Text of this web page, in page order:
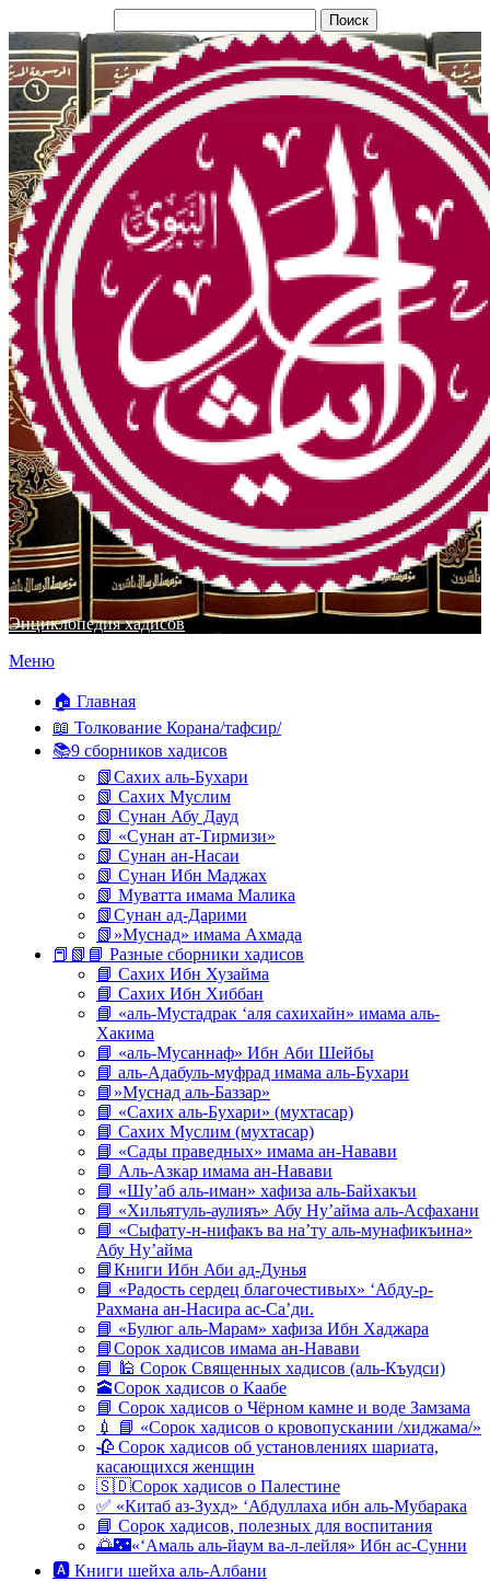
Энциклопедия хадисов
Перейти
содержимому
Меню
🏠 Главная
📖 Толкование Корана/тафсир/
📚9 сборников хадисов
📗Сахих аль-Бухари
📗 Сахих Муслим
📗 Сунан Абу Дауд
📗 «Сунан ат-Тирмизи»
📗 Сунан ан-Насаи
📗 Сунан Ибн Маджах
📗 Муватта имама Малика
📗Сунан ад-Дарими
📗»Муснад» имама Ахмада
📕📗📘 Разные сборники хадисов
📘 Сахих Ибн Хузайма
📘 Сахих Ибн Хиббан
📘 «аль-Мустадрак ‘аля сахихайн» имама аль-
Хакима
📘 «аль-Мусаннаф» Ибн Аби Шейбы
📘 аль-Адабуль-муфрад имама аль-Бухари
📘»Муснад аль-Баззар»
📘 «Сахих аль-Бухари» (мухтасар)
📘 Сахих Муслим (мухтасар)
📘 «Сады праведных» имама ан-Навави
📘 Аль-Азкар имама ан-Навави
📘 «Шу’аб аль-иман» хафиза аль-Байхакъи
📘 «Хильятуль-аулияъ» Абу Ну’айма аль-Асфахани
📘 «Сыфату-н-нифакъ ва на’ту аль-мунафикъина»
Абу Ну’айма
📘Книги Ибн Аби ад-Дунья
📘 «Радость сердец благочестивых» ‘Абду-р-
Рахмана ан-Насира ас-Са’ди.
📘 «Булюг аль-Марам» хафиза Ибн Хаджара
📘Сорок хадисов имама ан-Навави
📘 🕌 Сорок Священных хадисов (аль-Къудси)
🕋Сорок хадисов о Каабе
📘 Сорок хадисов о Чёрном камне и воде Замзама
💉 📘 «Сорок хадисов о кровопускании /хиджама/»
🥀 Сорок хадисов об установлениях шариата,
касающихся женщин
🇸🇩Сорок хадисов о Палестине
✅ «Китаб аз-Зухд» ‘Абдуллаха ибн аль-Мубарака
📘 Сорок хадисов, полезных для воспитания
🌅🌃«‘Амаль аль-йаум ва-л-лейля» Ибн ас-Сунни
🅰 Книги шейха аль-Албани